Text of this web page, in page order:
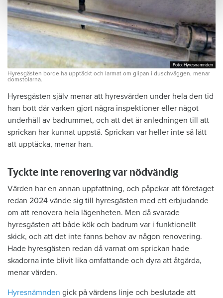
Foto: Hyresnämnden
Foto: Hyresnämnden
Hyresgästen borde ha upptäckt och larmat om glipan i duschväggen, menar
domstolarna.
Hyresgästen själv menar att hyresvärden under hela den tid
han bott där varken gjort några inspektioner eller något
underhåll av badrummet, och att det är anledningen till att
sprickan har kunnat uppstå. Sprickan var heller inte så lätt
att upptäcka, menar han.
Tyckte inte renovering var nödvändig
Värden har en annan uppfattning, och påpekar att företaget
redan 2024 vände sig till hyresgästen med ett erbjudande
om att renovera hela lägenheten. Men då svarade
hyresgästen att både kök och badrum var i funktionellt
skick, och att det inte fanns behov av någon renovering.
Hade hyresgästen redan då varnat om sprickan hade
skadorna inte blivit lika omfattande och dyra att åtgärda,
menar värden.
Hyresnämnden gick på värdens linje och beslutade att